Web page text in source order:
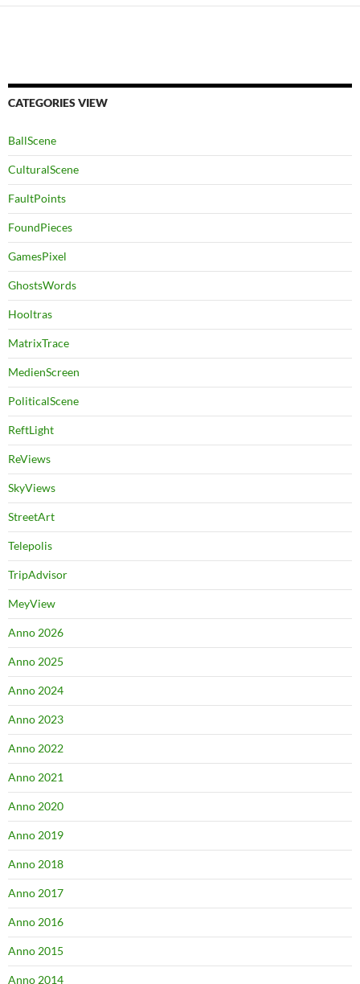
CATEGORIES VIEW
BallScene
CulturalScene
FaultPoints
FoundPieces
GamesPixel
GhostsWords
Hooltras
MatrixTrace
MedienScreen
PoliticalScene
ReftLight
ReViews
SkyViews
StreetArt
Telepolis
TripAdvisor
MeyView
Anno 2026
Anno 2025
Anno 2024
Anno 2023
Anno 2022
Anno 2021
Anno 2020
Anno 2019
Anno 2018
Anno 2017
Anno 2016
Anno 2015
Anno 2014